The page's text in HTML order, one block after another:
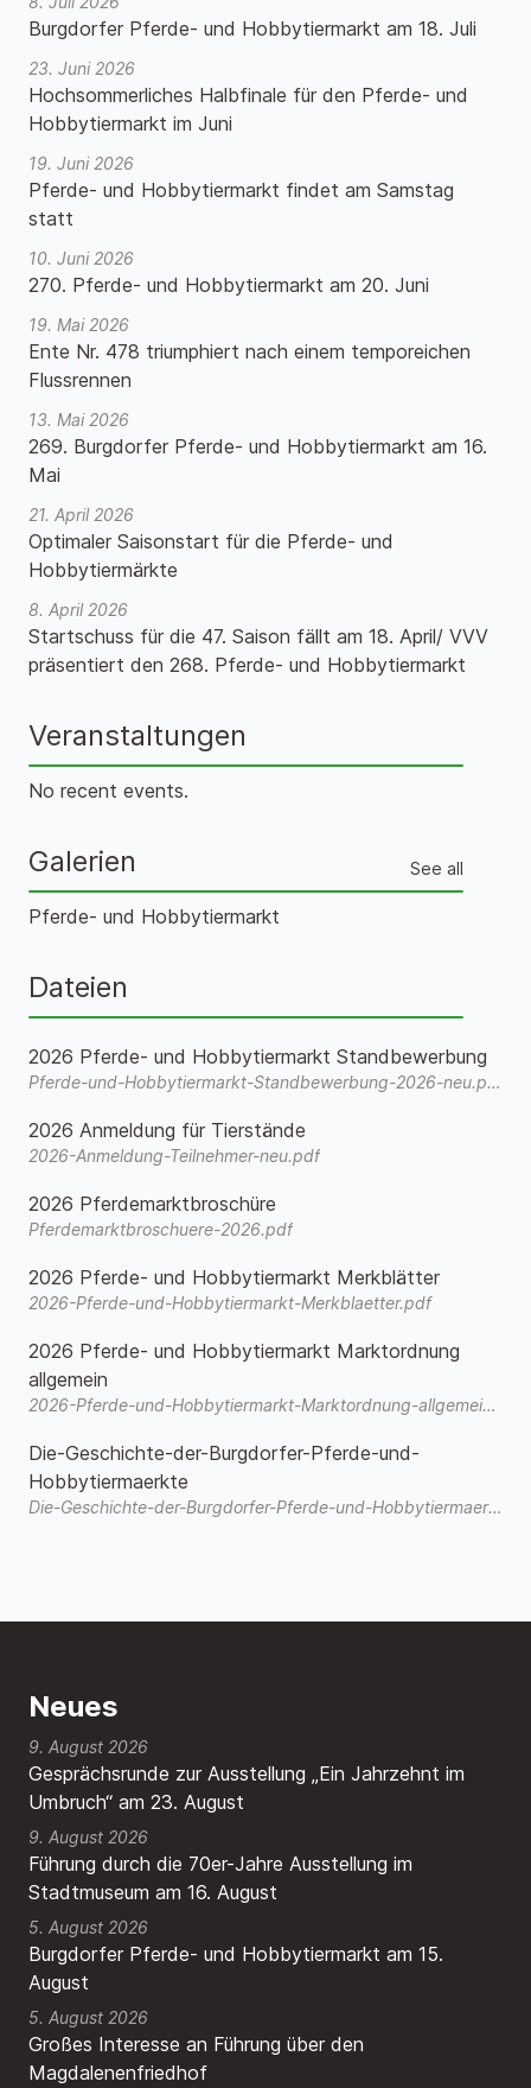
Burgdorfer Pferde- und Hobbytiermarkt am 18. Juli
23. Juni 2026
Hochsommerliches Halbfinale für den Pferde- und
Hobbytiermarkt im Juni
19. Juni 2026
Pferde- und Hobbytiermarkt findet am Samstag
statt
10. Juni 2026
270. Pferde- und Hobbytiermarkt am 20. Juni
19. Mai 2026
Ente Nr. 478 triumphiert nach einem temporeichen
Flussrennen
13. Mai 2026
269. Burgdorfer Pferde- und Hobbytiermarkt am 16.
Mai
21. April 2026
Optimaler Saisonstart für die Pferde- und
Hobbytiermärkte
8. April 2026
Startschuss für die 47. Saison fällt am 18. April/ VVV
präsentiert den 268. Pferde- und Hobbytiermarkt
Veranstaltungen
No recent events.
Galerien See all
Pferde- und Hobbytiermarkt
Dateien
2026 Pferde- und Hobbytiermarkt Standbewerbung
Pferde-und-Hobbytiermarkt-Standbewerbung-2026-neu.pdf
2026 Anmeldung für Tierstände
2026-Anmeldung-Teilnehmer-neu.pdf
2026 Pferdemarktbroschüre
Pferdemarktbroschuere-2026.pdf
2026 Pferde- und Hobbytiermarkt Merkblätter
2026-Pferde-und-Hobbytiermarkt-Merkblaetter.pdf
2026 Pferde- und Hobbytiermarkt Marktordnung
allgemein
2026-Pferde-und-Hobbytiermarkt-Marktordnung-allgemein.pdf
Die-Geschichte-der-Burgdorfer-Pferde-und-
Hobbytiermaerkte
Die-Geschichte-der-Burgdorfer-Pferde-und-Hobbytiermaerkte-3.pdf
Neues
Gesprächsrunde zur Ausstellung „Ein Jahrzehnt im
Umbruch“ am 23. August
9. August 2026
Führung durch die 70er-Jahre Ausstellung im
Stadtmuseum am 16. August
9. August 2026
Burgdorfer Pferde- und Hobbytiermarkt am 15.
August
5. August 2026
Großes Interesse an Führung über den
Magdalenenfriedhof
5. August 2026